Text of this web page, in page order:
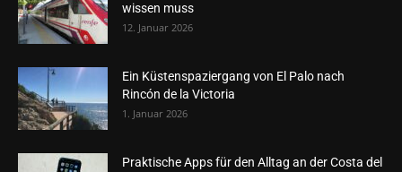
wissen muss
12. Januar 2026
Ein Küstenspaziergang von El Palo nach
Rincón de la Victoria
1. Januar 2026
Praktische Apps für den Alltag an der Costa del